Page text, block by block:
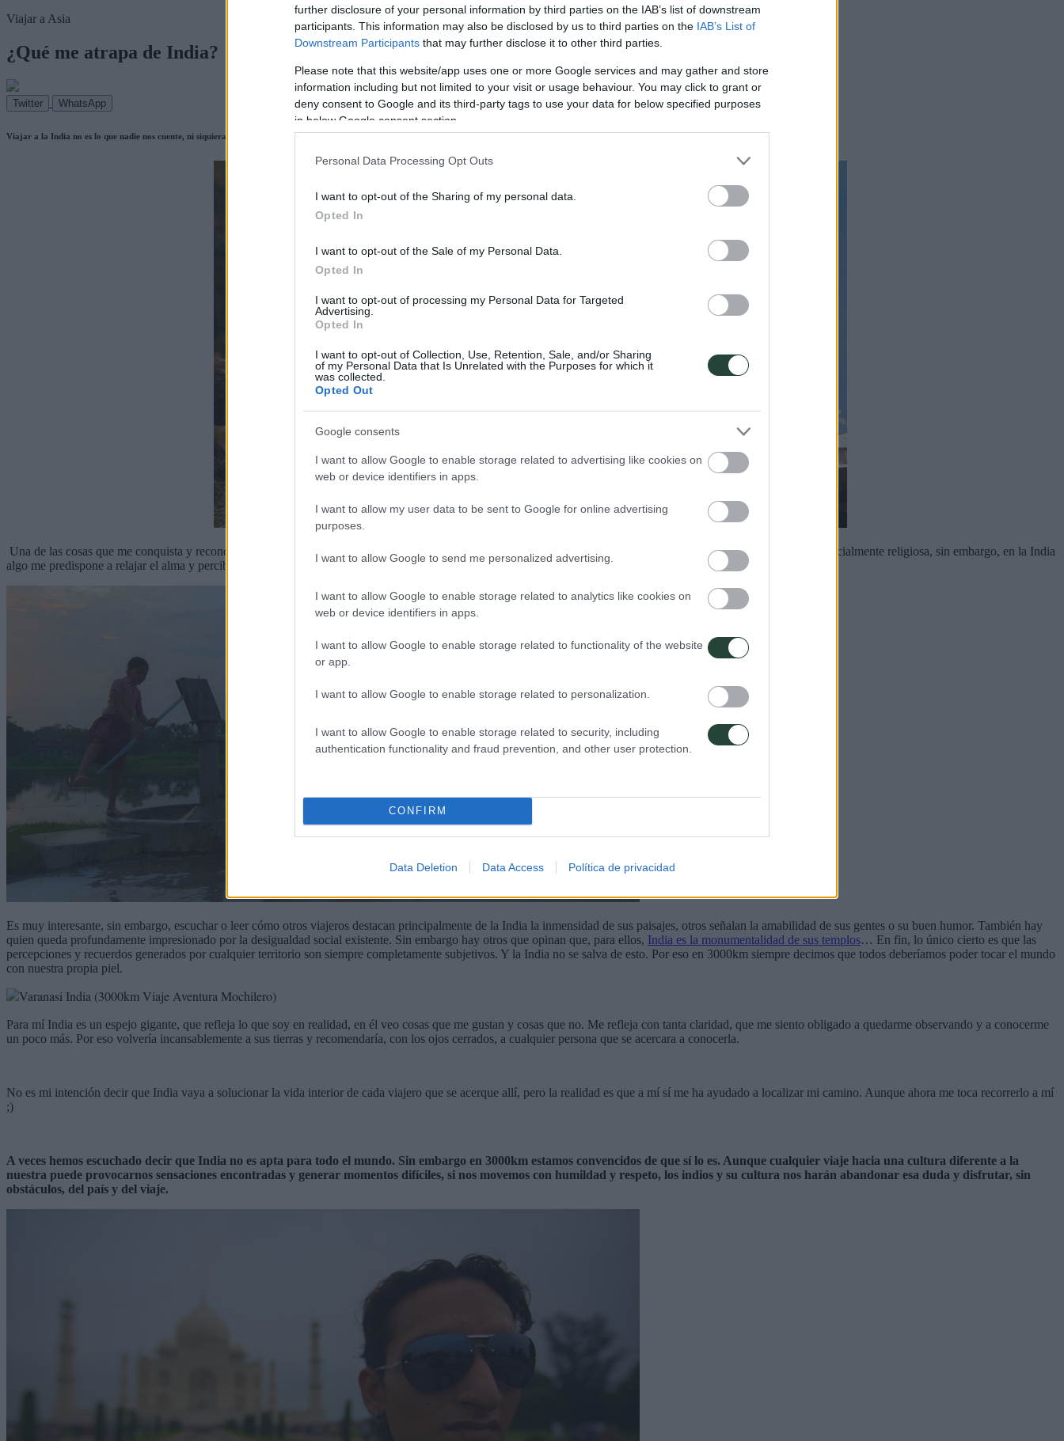
further disclosure of your personal information by third parties on the IAB’s list of downstream
participants. This information may also be disclosed by us to third parties on the IAB’s List of
Downstream Participants that may further disclose it to other third parties.
Please note that this website/app uses one or more Google services and may gather and store
information including but not limited to your visit or usage behaviour. You may click to grant or
deny consent to Google and its third-party tags to use your data for below specified purposes
in below Google consent section.
Personal Data Processing Opt Outs
I want to opt-out of the Sharing of my personal data.
Opted In
I want to opt-out of the Sale of my Personal Data.
Opted In
I want to opt-out of processing my Personal Data for Targeted
Advertising.
Opted In
I want to opt-out of Collection, Use, Retention, Sale, and/or Sharing
of my Personal Data that Is Unrelated with the Purposes for which it
was collected.
Opted Out
Google consents
I want to allow Google to enable storage related to advertising like cookies on
web or device identifiers in apps.
I want to allow my user data to be sent to Google for online advertising
purposes.
I want to allow Google to send me personalized advertising.
I want to allow Google to enable storage related to analytics like cookies on
web or device identifiers in apps.
I want to allow Google to enable storage related to functionality of the website
or app.
I want to allow Google to enable storage related to personalization.
I want to allow Google to enable storage related to security, including
authentication functionality and fraud prevention, and other user protection.
CONFIRM
Data Deletion Data Access Política de privacidad
Viajar a Asia
¿Qué me atrapa de India?
Twitter WhatsApp
Viajar a la India no es lo que nadie nos cuente, ni siquiera lo que nosotros percibamos
Una de las cosas que me conquista y reconquista cada vez que regreso a India, es el misticismo que percibo por todos los rincones. No me considero una persona especialmente religiosa, sin embargo, en la India
algo me predispone a relajar el alma y percibir estados trascendentales que producen cambios en mi persona.
Es muy interesante, sin embargo, escuchar o leer cómo otros viajeros destacan principalmente de la India la inmensidad de sus paisajes, otros señalan la amabilidad de sus gentes o su buen humor. También hay
quien queda profundamente impresionado por la desigualdad social existente. Sin embargo hay otros que opinan que, para ellos, India es la monumentalidad de sus templos… En fin, lo único cierto es que las
percepciones y recuerdos generados por cualquier territorio son siempre completamente subjetivos. Y la India no se salva de esto. Por eso en 3000km siempre decimos que todos deberíamos poder tocar el mundo
con nuestra propia piel.
Para mí India es un espejo gigante, que refleja lo que soy en realidad, en él veo cosas que me gustan y cosas que no. Me refleja con tanta claridad, que me siento obligado a quedarme observando y a conocerme
un poco más. Por eso volvería incansablemente a sus tierras y recomendaría, con los ojos cerrados, a cualquier persona que se acercara a conocerla.
No es mi intención decir que India vaya a solucionar la vida interior de cada viajero que se acerque allí, pero la realidad es que a mí sí me ha ayudado a localizar mi camino. Aunque ahora me toca recorrerlo a mí
;)
A veces hemos escuchado decir que India no es apta para todo el mundo. Sin embargo en 3000km estamos convencidos de que sí lo es. Aunque cualquier viaje hacia una cultura diferente a la
nuestra puede provocarnos sensaciones encontradas y generar momentos difíciles, si nos movemos con humildad y respeto, los indios y su cultura nos harán abandonar esa duda y disfrutar, sin
obstáculos, del país y del viaje.